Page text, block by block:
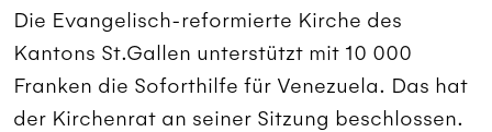
Die Evangelisch-reformierte Kirche des
Kantons St.Gallen unterstützt mit 10 000
Franken die Soforthilfe für Venezuela. Das hat
der Kirchenrat an seiner Sitzung beschlossen.